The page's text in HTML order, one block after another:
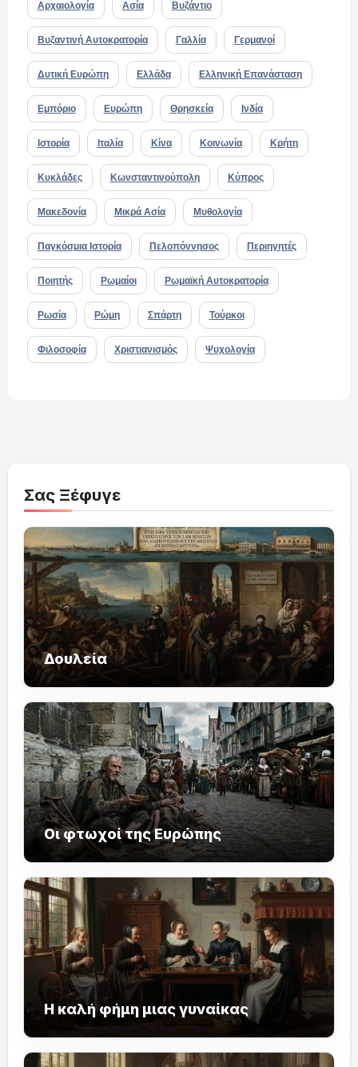
Αρχαιολογία Ασία Βυζάντιο
Βυζαντινή Αυτοκρατορία Γαλλία Γερμανοί
Δυτική Ευρώπη Ελλάδα Ελληνική Επανάσταση
Εμπόριο Ευρώπη Θρησκεία Ινδία
Ιστορία Ιταλία Κίνα Κοινωνία Κρήτη
Κυκλάδες Κωνσταντινούπολη Κύπρος
Μακεδονία Μικρά Ασία Μυθολογία
Παγκόσμια Ιστορία Πελοπόννησος Περιηγητές
Ποιητής Ρωμαίοι Ρωμαϊκή Αυτοκρατορία
Ρωσία Ρώμη Σπάρτη Τούρκοι
Φιλοσοφία Χριστιανισμός Ψυχολογία
Σας Ξέφυγε
Δουλεία
Οι φτωχοί της Ευρώπης
Η καλή φήμη μιας γυναίκας